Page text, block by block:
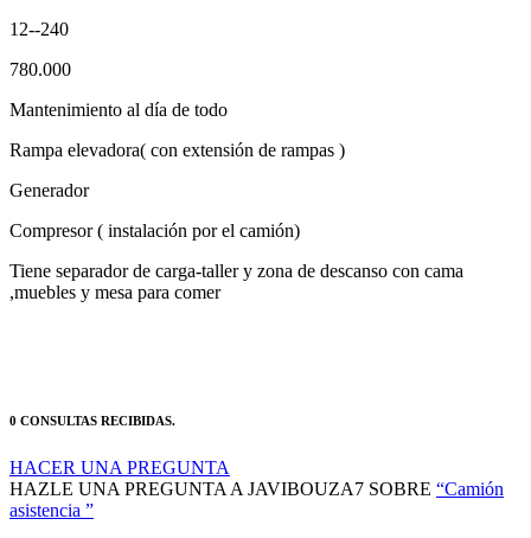
12--240
780.000
Mantenimiento al día de todo
Rampa elevadora( con extensión de rampas )
Generador
Compresor ( instalación por el camión)
Tiene separador de carga-taller y zona de descanso con cama
,muebles y mesa para comer
0 CONSULTAS RECIBIDAS.
HACER UNA PREGUNTA
HAZLE UNA PREGUNTA A JAVIBOUZA7 SOBRE “Camión
asistencia ”